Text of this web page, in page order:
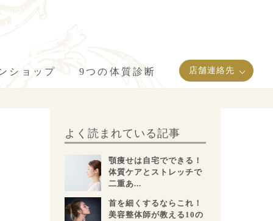
ショップ 9つの体質診断 店舗連絡先
よく読まれている記事
顎痩せは自宅でできる！
体質ケアとストレッチで
二重あ...
首を細くするならこれ！
美容整体師が教える10の